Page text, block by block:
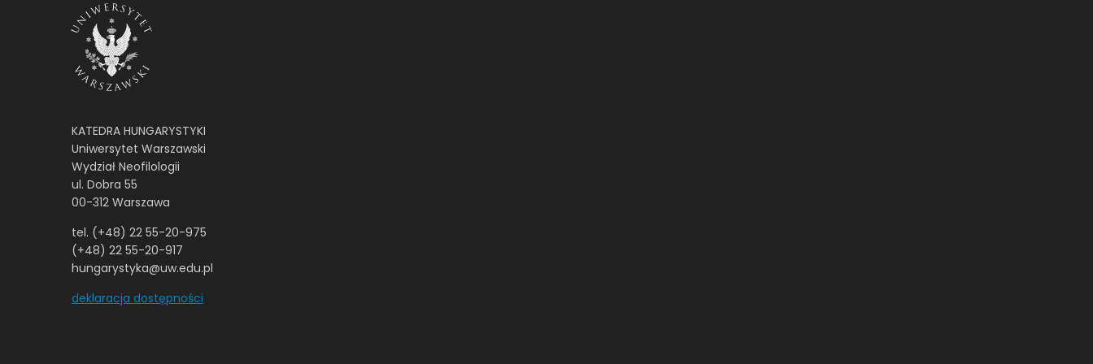
KATEDRA HUNGARYSTYKI
Uniwersytet Warszawski
Wydział Neofilologii
ul. Dobra 55
00-312 Warszawa
tel. (+48) 22 55-20-975
(+48) 22 55-20-917
hungarystyka@uw.edu.pl
deklaracja dostępności